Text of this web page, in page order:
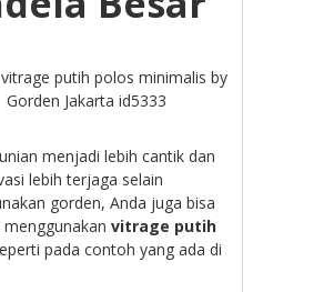
putih polos minimalis by
Gorden Jakarta id5333
menjadi lebih cantik dan
lebih terjaga selain
gorden, Anda juga bisa
menggunakanvitrage putih
pada contoh yang ada di